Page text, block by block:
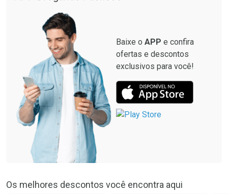
Baixe o APP e confira
ofertas e descontos
exclusivos para você!
Os melhores descontos você encontra aqui